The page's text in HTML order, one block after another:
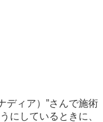
ディア）”さんで施術
にしているときに、